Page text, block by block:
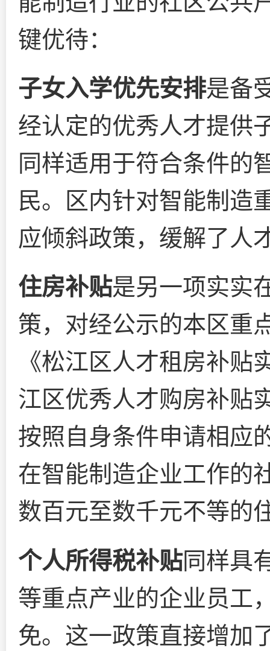
键优待：
子女入学优先安排是备
经认定的优秀人才提供
同样适用于符合条件的
民。区内针对智能制造
应倾斜政策，缓解了人
住房补贴是另一项实实
策，对经公示的本区重
《松江区人才租房补
江区优秀人才购房补贴
按照自身条件申请相应
在智能制造企业工作的
数百元至数千元不等的
个人所得税补贴同样具
等重点产业的企业员工
免。这一政策直接增加